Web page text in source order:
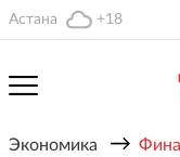
Астана +18
Экономика →